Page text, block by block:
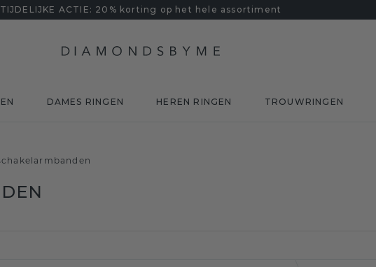
TIJDELIJKE ACTIE: 20% korting op het hele assortiment
DAMES RINGEN HEREN RINGEN TROUWRINGEN